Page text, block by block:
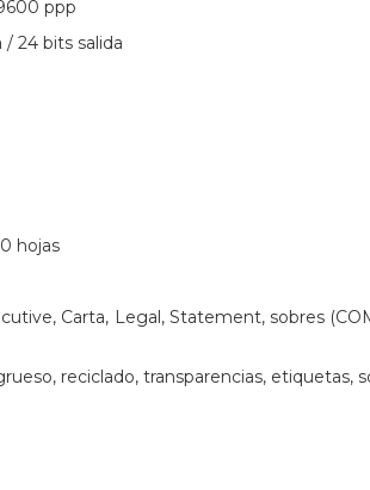
ppp
24 bits salida
hojas
Carta, Legal, Statement, sobres
reciclado, transparencias, etiquetas,